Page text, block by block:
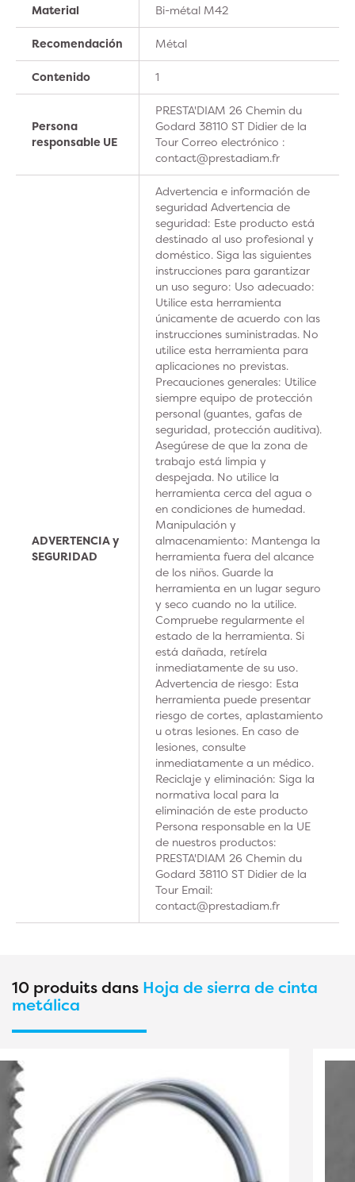
Material Bi-métal M42
Recomendación Métal
Contenido 1
Persona
responsable UE
PRESTA'DIAM 26 Chemin du
Godard 38110 ST Didier de la
Tour Correo electrónico :
contact@prestadiam.fr
ADVERTENCIA y
SEGURIDAD
Advertencia e información de
seguridad Advertencia de
seguridad: Este producto está
destinado al uso profesional y
doméstico. Siga las siguientes
instrucciones para garantizar
un uso seguro: Uso adecuado:
Utilice esta herramienta
únicamente de acuerdo con las
instrucciones suministradas. No
utilice esta herramienta para
aplicaciones no previstas.
Precauciones generales: Utilice
siempre equipo de protección
personal (guantes, gafas de
seguridad, protección auditiva).
Asegúrese de que la zona de
trabajo está limpia y
despejada. No utilice la
herramienta cerca del agua o
en condiciones de humedad.
Manipulación y
almacenamiento: Mantenga la
herramienta fuera del alcance
de los niños. Guarde la
herramienta en un lugar seguro
y seco cuando no la utilice.
Compruebe regularmente el
estado de la herramienta. Si
está dañada, retírela
inmediatamente de su uso.
Advertencia de riesgo: Esta
herramienta puede presentar
riesgo de cortes, aplastamiento
u otras lesiones. En caso de
lesiones, consulte
inmediatamente a un médico.
Reciclaje y eliminación: Siga la
normativa local para la
eliminación de este producto
Persona responsable en la UE
de nuestros productos:
PRESTA'DIAM 26 Chemin du
Godard 38110 ST Didier de la
Tour Email:
contact@prestadiam.fr
10 produits dans Hoja de sierra de cinta
metálica